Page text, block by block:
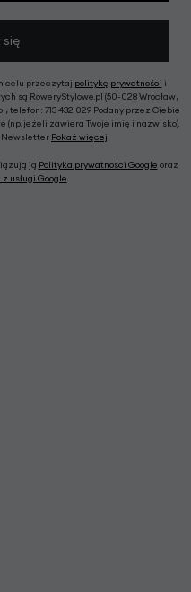
się
celu przeczytaj politykę prywatności i
są RoweryStylowe.pl (50-028 Wrocław,
telefon: 713 432 029. Podany przez Ciebie
(np. jeżeli zawiera Twoje imię i nazwisko).
Newsletter Pokaż więcej
ją Polityka prywatności Google oraz
usługi Google.